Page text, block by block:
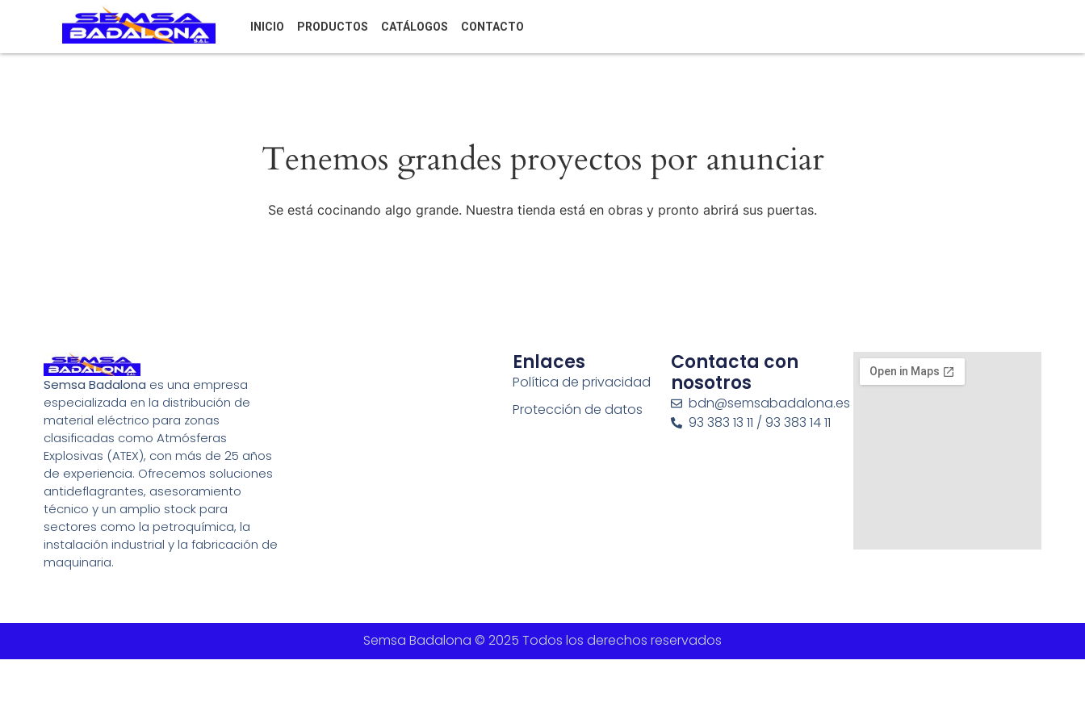
INICIO PRODUCTOS CATÁLOGOS CONTACTO
Tenemos grandes proyectos por anunciar
Se está cocinando algo grande. Nuestra tienda está en obras y pronto abrirá sus puertas.
Semsa Badalona es una empresa
especializada en la distribución de
material eléctrico para zonas
clasificadas como Atmósferas
Explosivas (ATEX), con más de 25 años
de experiencia. Ofrecemos soluciones
antideflagrantes, asesoramiento
técnico y un amplio stock para
sectores como la petroquímica, la
instalación industrial y la fabricación de
maquinaria.
Enlaces
Política de privacidad
Protección de datos
Contacta con
nosotros
bdn@semsabadalona.es
93 383 13 11 / 93 383 14 11
Semsa Badalona © 2025 Todos los derechos reservados